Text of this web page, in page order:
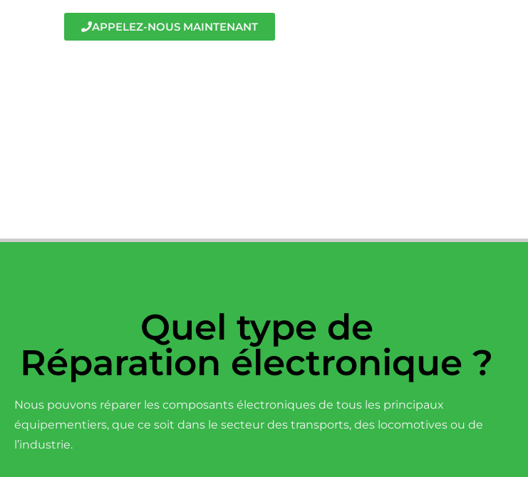
APPELEZ-NOUS MAINTENANT
Quel type de
Réparation électronique ?
Nous pouvons réparer les composants électroniques de tous les principaux
équipementiers, que ce soit dans le secteur des transports, des locomotives ou de
l’industrie.